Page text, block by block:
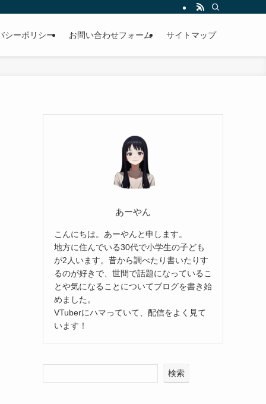
シーポリシー お問い合わせフォーム サイトマップ
あーやん
こんにちは。あーやんと申します。
地方に住んでいる30代で小学生の子ども
が2人います。昔から調べたり書いたりす
るのが好きで、世間で話題になっているこ
とや気になることについてブログを書き始
めました。
VTuberにハマっていて、配信をよく見て
います！
検索